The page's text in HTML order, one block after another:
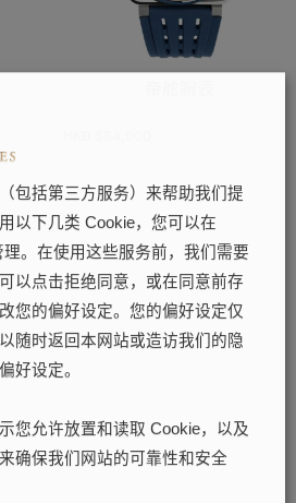
包括第三方服务）来帮助我们提
以下几类 Cookie，您可以在
。在使用这些服务前，我们需要
以点击拒绝同意，或在同意前存
您的偏好设定。您的偏好设定仅
随时返回本网站或造访我们的隐
好设定。
您允许放置和读取 Cookie，以及
确保我们网站的可靠性和安全